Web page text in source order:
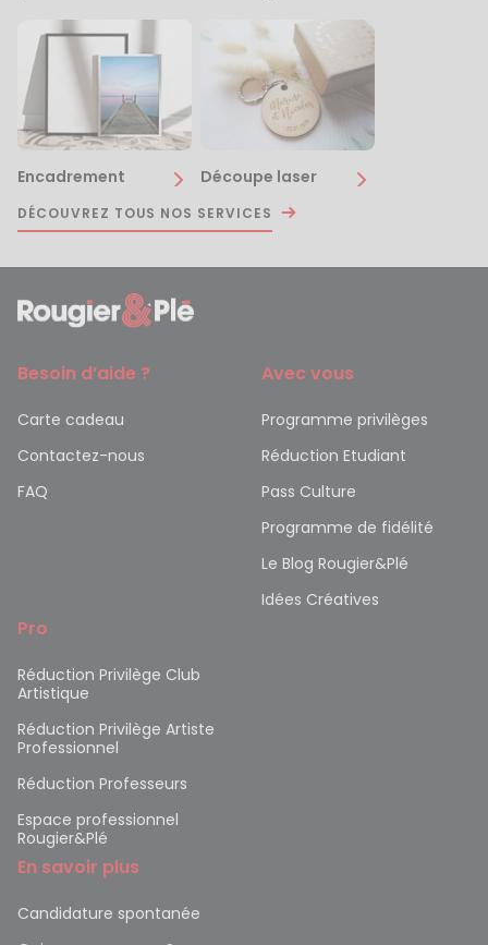
Encadrement Découpe laser
DÉCOUVREZ TOUS NOS SERVICES
Besoin d’aide ?
Carte cadeau
Contactez-nous
FAQ
Avec vous
Programme privilèges
Réduction Etudiant
Pass Culture
Programme de fidélité
Le Blog Rougier&Plé
Idées Créatives
Pro
Réduction Privilège Club
Artistique
Réduction Privilège Artiste
Professionnel
Réduction Professeurs
Espace professionnel
Rougier&Plé
En savoir plus
Candidature spontanée